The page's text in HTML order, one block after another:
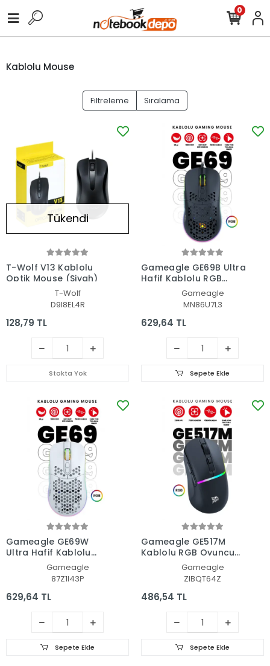
0
Kablolu Mouse
Filtreleme Sıralama
Tükendi
T-Wolf V13 Kablolu
Optik Mouse (Siyah)
T-Wolf
D9I8EL4R
128,79 TL
Stokta Yok
Gameagle GE69B Ultra
Hafif Kablolu RGB
Oyuncu Gaming Optik
Mouse (Siyah)
Gameagle
MN86U7L3
629,64 TL
Sepete Ekle
Gameagle GE69W
Ultra Hafif Kablolu
RGB Oyuncu Gaming
Optik Mouse (Beyaz)
Gameagle
87Z1I43P
629,64 TL
Sepete Ekle
Gameagle GE517M
Kablolu RGB Oyuncu
Gaming Optik Mouse
Gameagle
ZIBQT64Z
486,54 TL
Sepete Ekle